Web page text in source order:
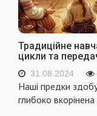
Традиційне
цикли та
31.08.2024
Наші предки
глибоко вкорінена